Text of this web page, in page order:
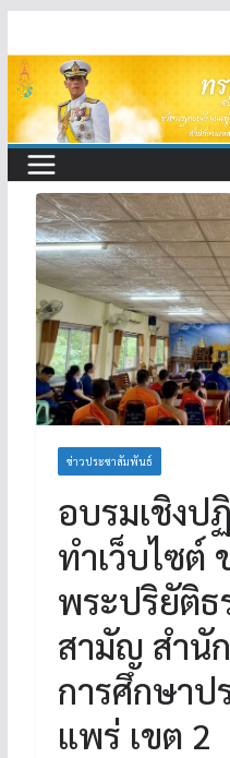
to
content
ข่าวประชาสัมพันธ์
อบรมเชิงป
ทำเว็บไซต์
พระปริยัติธ
สามัญ สำนั
การศึกษาป
แพร่ เขต 2